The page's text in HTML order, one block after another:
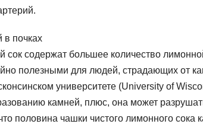
в почках
содержат большее количество
полезными для людей, страдающих от
университете (University of
камней, плюс, она может
половина чашки чистого лимонного сока